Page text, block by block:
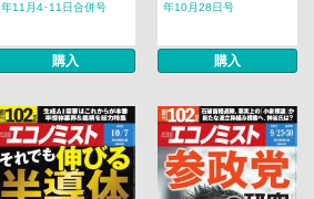
年11月4･11日合併号
購入
年10月28日号
購入